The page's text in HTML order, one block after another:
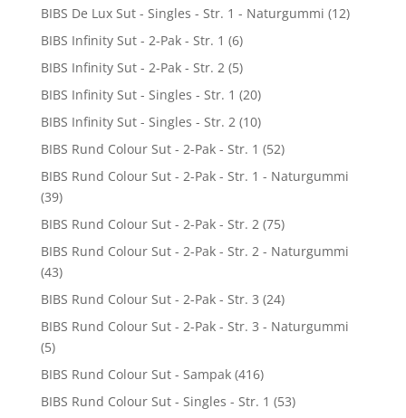
BIBS De Lux Sut - Singles - Str. 1 - Naturgummi (12)
BIBS Infinity Sut - 2-Pak - Str. 1 (6)
BIBS Infinity Sut - 2-Pak - Str. 2 (5)
BIBS Infinity Sut - Singles - Str. 1 (20)
BIBS Infinity Sut - Singles - Str. 2 (10)
BIBS Rund Colour Sut - 2-Pak - Str. 1 (52)
BIBS Rund Colour Sut - 2-Pak - Str. 1 - Naturgummi
(39)
BIBS Rund Colour Sut - 2-Pak - Str. 2 (75)
BIBS Rund Colour Sut - 2-Pak - Str. 2 - Naturgummi
(43)
BIBS Rund Colour Sut - 2-Pak - Str. 3 (24)
BIBS Rund Colour Sut - 2-Pak - Str. 3 - Naturgummi
(5)
BIBS Rund Colour Sut - Sampak (416)
BIBS Rund Colour Sut - Singles - Str. 1 (53)